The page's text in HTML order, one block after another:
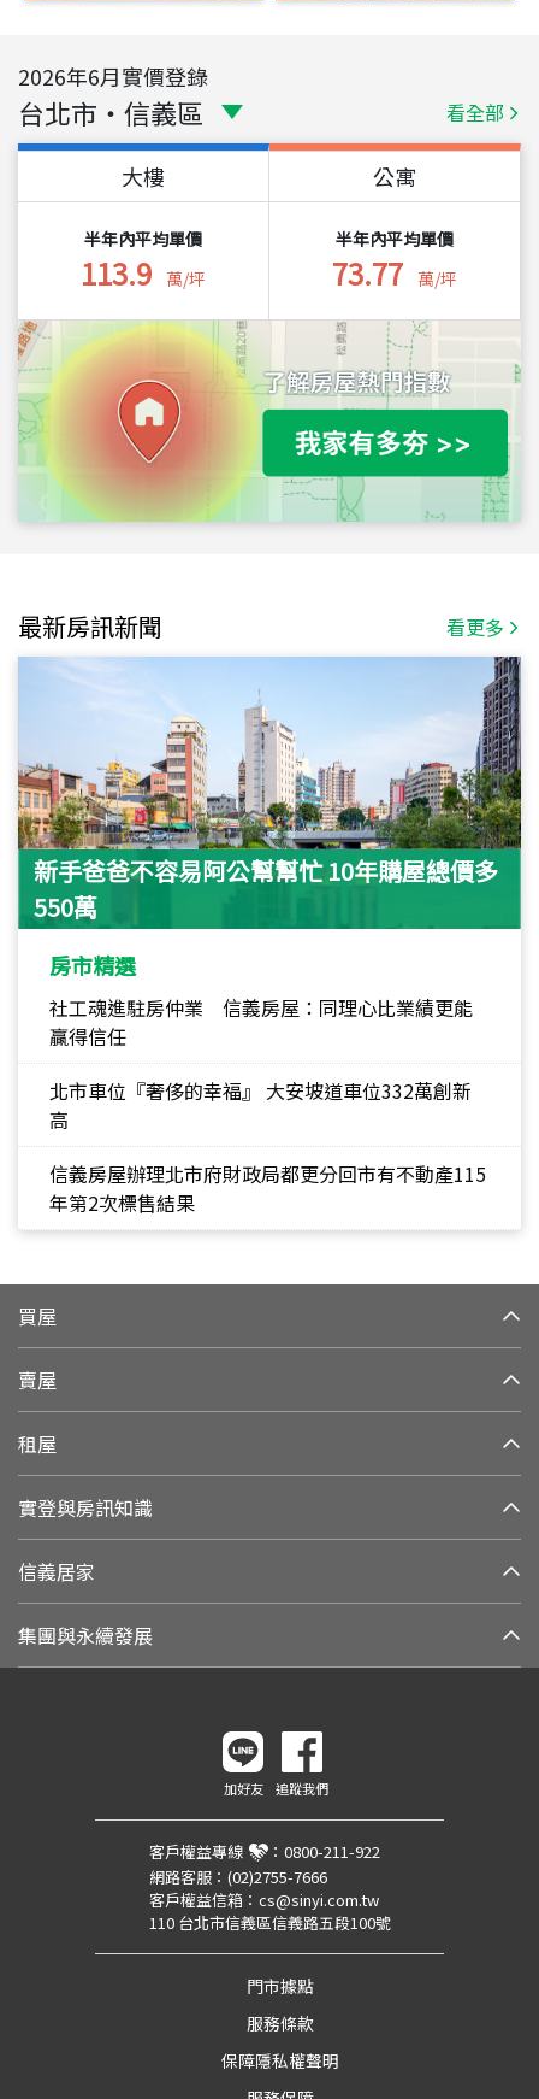
2026年6月實價登錄
台北市 ・ 信義區 看全部
大樓
半年內平均單價
113.9 萬/坪
公寓
半年內平均單價
73.77 萬/坪
最新房訊新聞 看更多
新手爸爸不容易阿公幫幫忙 10年購屋總價多
550萬
房市精選
社工魂進駐房仲業 信義房屋：同理心比業績更能
贏得信任
北市車位『奢侈的幸福』 大安坡道車位332萬創新
高
信義房屋辦理北市府財政局都更分回市有不動產115
年第2次標售結果
買屋
賣屋
租屋
實登與房訊知識
信義居家
集團與永續發展
加好友 追蹤我們
客戶權益專線 ： 0800-211-922
網路客服： (02)2755-7666
客戶權益信箱： cs@sinyi.com.tw
110 台北市信義區信義路五段100號
門市據點
服務條款
保障隱私權聲明